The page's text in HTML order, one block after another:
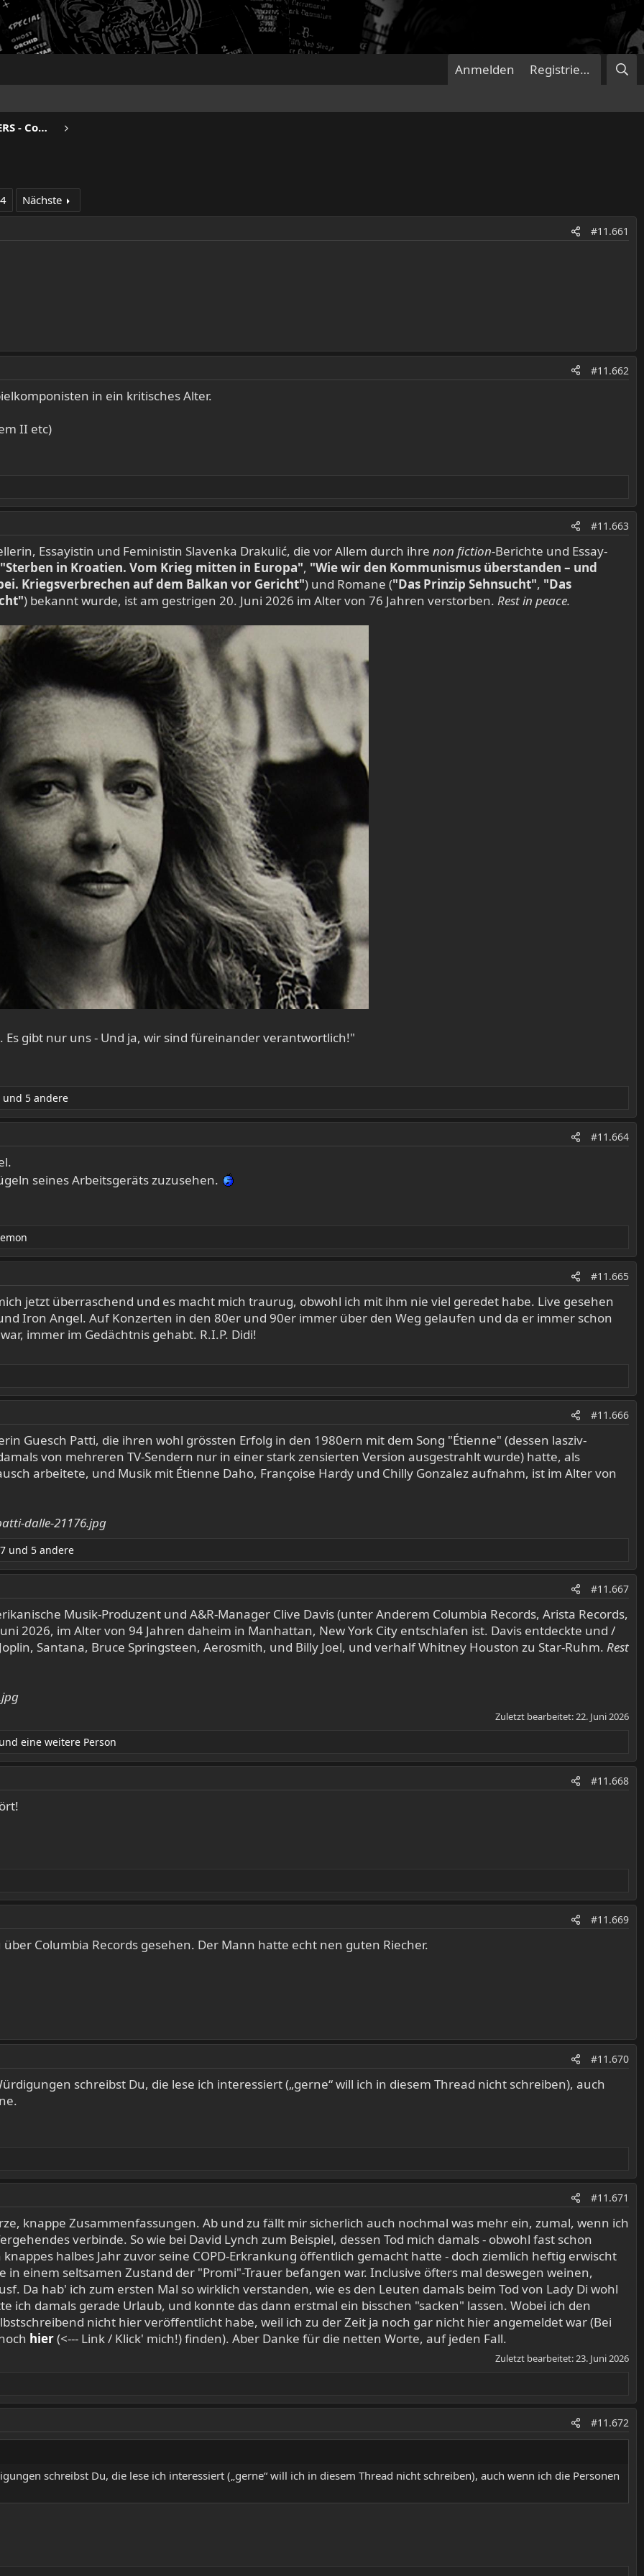
Anmelden Registrieren
BEERDRINKERS & HELL RAISERS - Community
Nächste
#11.661
#11.662
in ein kritisches Alter.
II etc)
#11.663
Essayistin und Feministin Slavenka Drakulić, die vor Allem durch ihre non fiction-Berichte und Essay-
"Sterben in Kroatien. Vom Krieg mitten in Europa", "Wie wir den Kommunismus überstanden – und
Kriegsverbrechen auf dem Balkan vor Gericht") und Romane ("Das Prinzip Sehnsucht", "Das
) bekannt wurde, ist am gestrigen 20. Juni 2026 im Alter von 76 Jahren verstorben. Rest in peace.
Es gibt nur uns - Und ja, wir sind füreinander verantwortlich!"
und 5 andere
#11.664
seines Arbeitsgeräts zuzusehen.
#11.665
jetzt überraschend und es macht mich traurug, obwohl ich mit ihm nie viel geredet habe. Live gesehen
Iron Angel. Auf Konzerten in den 80er und 90er immer über den Weg gelaufen und da er immer schon
immer im Gedächtnis gehabt. R.I.P. Didi!
#11.666
Guesch Patti, die ihren wohl grössten Erfolg in den 1980ern mit dem Song "Étienne" (dessen lasziv-
von mehreren TV-Sendern nur in einer stark zensierten Version ausgestrahlt wurde) hatte, als
arbeitete, und Musik mit Étienne Daho, Françoise Hardy und Chilly Gonzalez aufnahm, ist im Alter von
und 5 andere
#11.667
Musik-Produzent und A&R-Manager Clive Davis (unter Anderem Columbia Records, Arista Records,
2026, im Alter von 94 Jahren daheim in Manhattan, New York City entschlafen ist. Davis entdeckte und /
Santana, Bruce Springsteen, Aerosmith, und Billy Joel, und verhalf Whitney Houston zu Star-Ruhm. Rest
Zuletzt bearbeitet:22. Juni 2026
eine weitere Person
#11.668
#11.669
über Columbia Records gesehen. Der Mann hatte echt nen guten Riecher.
#11.670
schreibst Du, die lese ich interessiert („gerne“ will ich in diesem Thread nicht schreiben), auch
#11.671
knappe Zusammenfassungen. Ab und zu fällt mir sicherlich auch nochmal was mehr ein, zumal, wenn ich
verbinde. So wie bei David Lynch zum Beispiel, dessen Tod mich damals - obwohl fast schon
halbes Jahr zuvor seine COPD-Erkrankung öffentlich gemacht hatte - doch ziemlich heftig erwischt
in einem seltsamen Zustand der "Promi"-Trauer befangen war. Inclusive öfters mal deswegen weinen,
Da hab' ich zum ersten Mal so wirklich verstanden, wie es den Leuten damals beim Tod von Lady Di wohl
ich damals gerade Urlaub, und konnte das dann erstmal ein bisschen "sacken" lassen. Wobei ich den
nicht hier veröffentlicht habe, weil ich zu der Zeit ja noch gar nicht hier angemeldet war (Bei
hier(<--- Link / Klick' mich!) finden). Aber Danke für die netten Worte, auf jeden Fall.
Zuletzt bearbeitet:23. Juni 2026
#11.672
schreibst Du, die lese ich interessiert („gerne“ will ich in diesem Thread nicht schreiben), auch wenn ich die Personen